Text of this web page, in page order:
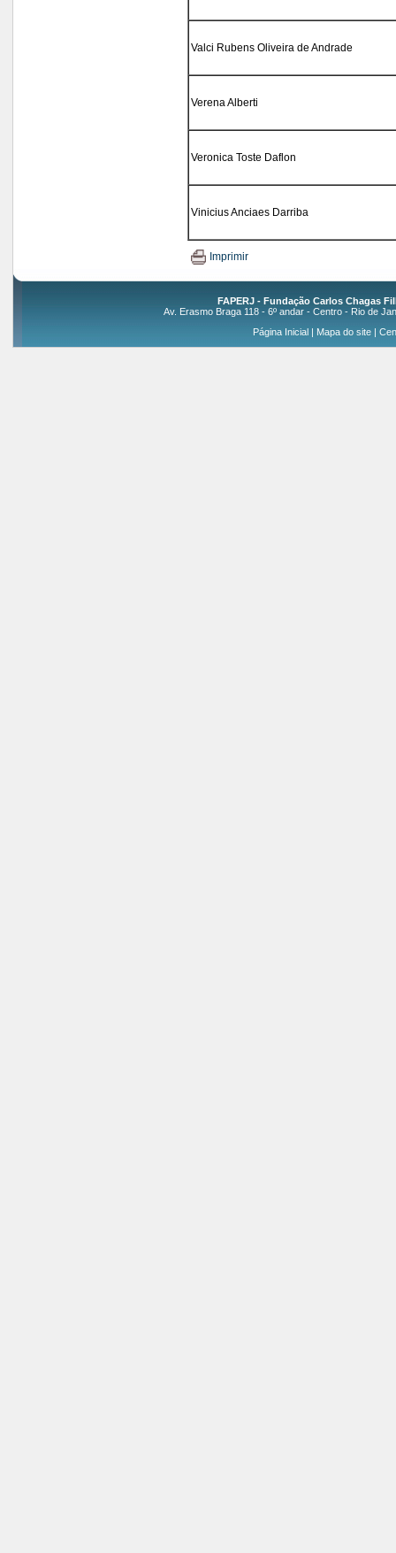
Valci Rubens Oliveira de Andrade
Verena Alberti
Veronica Toste Daflon
Vinicius Anciaes Darriba
Imprimir
FAPERJ - Fundação Carlos Chagas
Av. Erasmo Braga 118 - 6º andar - Centro - Rio de
Página Inicial| Mapa do site|